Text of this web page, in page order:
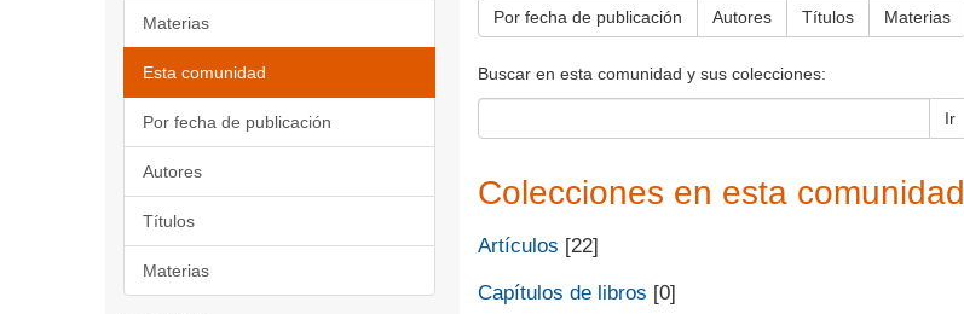
Materias
Esta comunidad
Por fecha de publicación
Autores
Títulos
Materias
Por fecha de publicación Autores Títulos Materias
Buscar en esta comunidad y sus colecciones:
Ir
Colecciones en esta comunidad
Artículos [22]
Capítulos de libros [0]